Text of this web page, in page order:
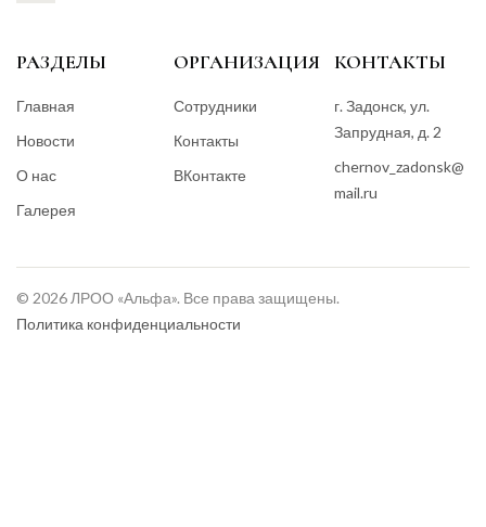
РАЗДЕЛЫ
Главная
Новости
О нас
Галерея
ОРГАНИЗАЦИЯ
Сотрудники
Контакты
ВКонтакте
КОНТАКТЫ
г. Задонск, ул.
Запрудная, д. 2
chernov_zadonsk@
mail.ru
© 2026 ЛРОО «Альфа». Все права защищены.
Политика конфиденциальности